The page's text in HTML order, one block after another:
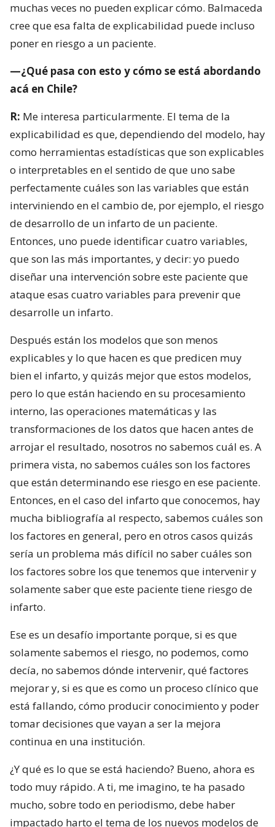
muchas veces no pueden explicar cómo. Balmaceda
cree que esa falta de explicabilidad puede incluso
poner en riesgo a un paciente.
—¿Qué pasa con esto y cómo se está abordando
acá en Chile?
R: Me interesa particularmente. El tema de la
explicabilidad es que, dependiendo del modelo, hay
como herramientas estadísticas que son explicables
o interpretables en el sentido de que uno sabe
perfectamente cuáles son las variables que están
interviniendo en el cambio de, por ejemplo, el riesgo
de desarrollo de un infarto de un paciente.
Entonces, uno puede identificar cuatro variables,
que son las más importantes, y decir: yo puedo
diseñar una intervención sobre este paciente que
ataque esas cuatro variables para prevenir que
desarrolle un infarto.
Después están los modelos que son menos
explicables y lo que hacen es que predicen muy
bien el infarto, y quizás mejor que estos modelos,
pero lo que están haciendo en su procesamiento
interno, las operaciones matemáticas y las
transformaciones de los datos que hacen antes de
arrojar el resultado, nosotros no sabemos cuál es. A
primera vista, no sabemos cuáles son los factores
que están determinando ese riesgo en ese paciente.
Entonces, en el caso del infarto que conocemos, hay
mucha bibliografía al respecto, sabemos cuáles son
los factores en general, pero en otros casos quizás
sería un problema más difícil no saber cuáles son
los factores sobre los que tenemos que intervenir y
solamente saber que este paciente tiene riesgo de
infarto.
Ese es un desafío importante porque, si es que
solamente sabemos el riesgo, no podemos, como
decía, no sabemos dónde intervenir, qué factores
mejorar y, si es que es como un proceso clínico que
está fallando, cómo producir conocimiento y poder
tomar decisiones que vayan a ser la mejora
continua en una institución.
¿Y qué es lo que se está haciendo? Bueno, ahora es
todo muy rápido. A ti, me imagino, te ha pasado
mucho, sobre todo en periodismo, debe haber
impactado harto el tema de los nuevos modelos de